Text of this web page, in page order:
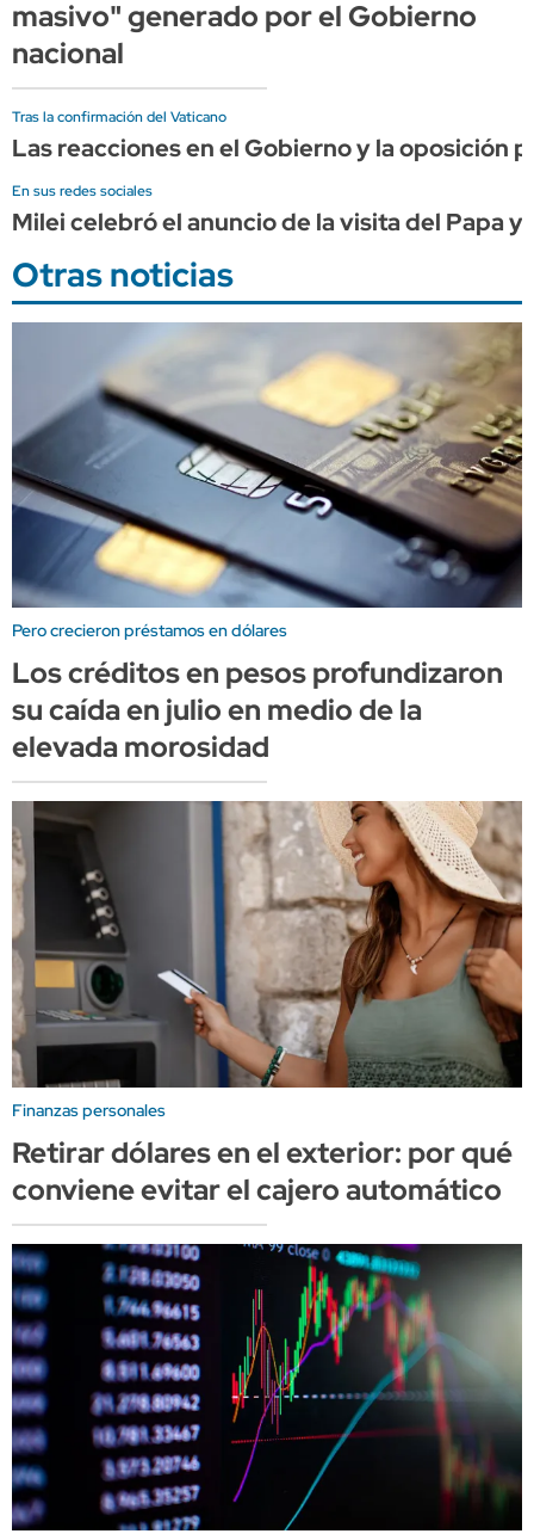
masivo" generado por el Gobierno
nacional
Tras la confirmación del Vaticano
Las reacciones en el Gobierno y la oposición
En sus redes sociales
Milei celebró el anuncio de la visita del Papa
Otras noticias
Pero crecieron préstamos en dólares
Los créditos en pesos profundizaron
su caída en julio en medio de la
elevada morosidad
Finanzas personales
Retirar dólares en el exterior: por qué
conviene evitar el cajero automático